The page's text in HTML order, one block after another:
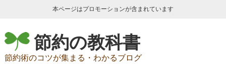
本ページはプロモーションが含まれています
節約の教科書
節約術のコツが集まる・わかるブログ